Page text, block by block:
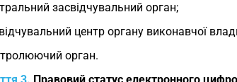
засвідчувальний орган;
центр органу виконавчої
орган.